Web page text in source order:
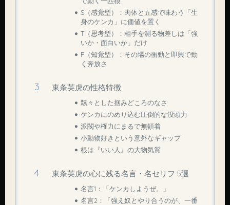
S（感覚型）：肉体と五感で味わう「生
身のケンカ」に価値を置く
T（思考型）：相手を測る物差しは「強
いか・面白いか」だけ
P（知覚型）：その場の衝動と即興で動
く奔放さ
東条英虎の性格特徴
飄々とした掴みどころのなさ
ケンカにのめり込む圧倒的な没頭力
派閥や権力にまるで無頓着
小動物好きという意外なギャップ
根は『いい人』の大物気質
東条英虎の心に残る名言・名セリフ 5選
名言1：「ケンカしようぜ。」
名言2：「強え奴とやり合うのが、一番